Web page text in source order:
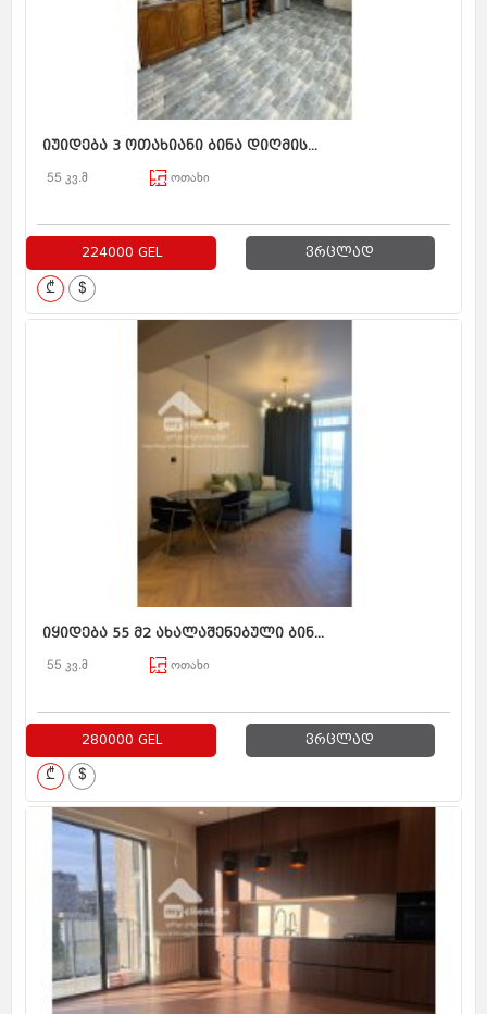
იუიდება 3 ოთახიანი ბინა დიღმის...
55 კვ.მ ოთახი
224000 GEL ვრცლად
₾ $
იყიდება 55 მ2 ახალაშენებული ბინ...
55 კვ.მ ოთახი
280000 GEL ვრცლად
₾ $